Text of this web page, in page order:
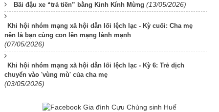
Bãi đậu xe “trả tiền” bằng Kinh Kính Mừng (13/05/2026)
Khi hội nhóm mạng xã hội dẫn lối lệch lạc - Kỳ cuối: Cha mẹ
nên là bạn cùng con lên mạng lành mạnh
(07/05/2026)
Khi hội nhóm mạng xã hội dẫn lối lệch lạc - Kỳ 6: Trẻ dịch
chuyển vào 'vùng mù' của cha mẹ
(03/05/2026)